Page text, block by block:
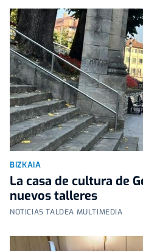
BIZKAIA
La casa de cultura de
nuevos talleres
NOTICIAS TALDEA MULTIMEDIA